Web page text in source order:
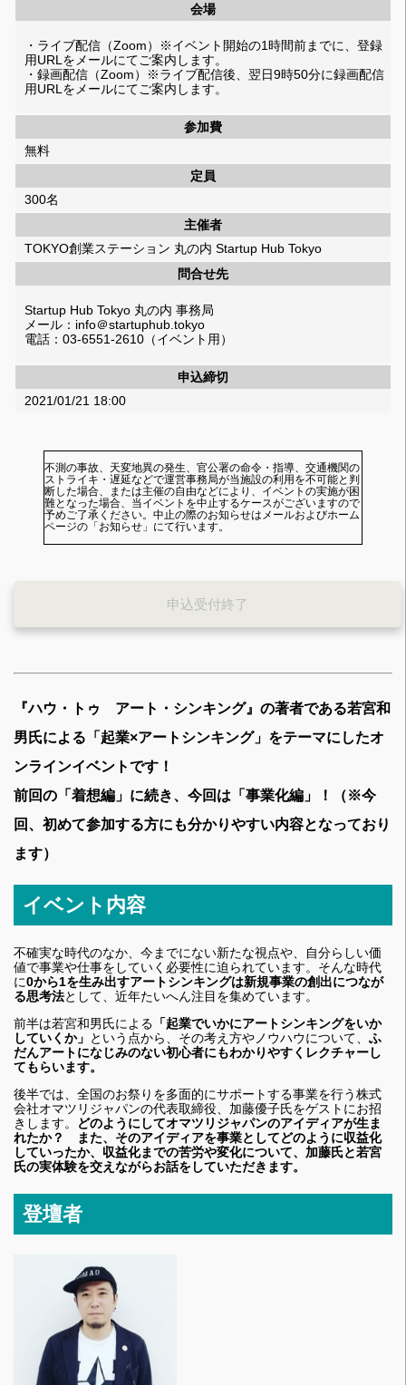
会場
・ライブ配信（Zoom）※イベント開始の1時間前までに、登録
用URLをメールにてご案内します。
・録画配信（Zoom）※ライブ配信後、翌日9時50分に録画配信
用URLをメールにてご案内します。
参加費
無料
定員
300名
主催者
TOKYO創業ステーション 丸の内 Startup Hub Tokyo
問合せ先
Startup Hub Tokyo 丸の内 事務局
メール：info＠startuphub.tokyo
電話：03-6551-2610（イベント用）
申込締切
2021/01/21 18:00
不測の事故、天変地異の発生、官公署の命令・指導、交通機関の
ストライキ・遅延などで運営事務局が当施設の利用を不可能と判
断した場合、または主催の自由などにより、イベントの実施が困
難となった場合、当イベントを中止するケースがございますので
予めご了承ください。中止の際のお知らせはメールおよびホーム
ページの「お知らせ」にて行います。
申込受付終了
『ハウ・トゥ アート・シンキング』の著者である若宮和
男氏による 「起業×アートシンキング」をテーマにしたオ
ンラインイベントです！
前回の「着想編」に続き、今回は「事業化編」！（※今
回、初めて参加する方にも分かりやすい内容となっており
ます）
イベント内容
不確実な時代のなか、今までにない新たな視点や、自分らしい価
値で事業や仕事をしていく必要性に迫られています。そんな時代
に0から1を生み出すアートシンキングは新規事業の創出につなが
る思考法として、近年たいへん注目を集めています。
前半は若宮和男氏による 「起業でいかにアートシンキングをいか
していくか」 という点から、その考え方やノウハウについて、 ふ
だんアートになじみのない初心者にもわかりやすくレクチャーし
てもらいます。
後半では、全国のお祭りを多面的にサポートする事業を行う株式
会社オマツリジャパンの代表取締役、加藤優子氏をゲストにお招
きします。
どのようにしてオマツリジャパンのアイディアが生ま
れたか？ また、そのアイディアを事業としてどのように収益化
していったか、収益化までの苦労や変化について、 加藤氏と若宮
氏の実体験を交えながらお話をしていただきます。
登壇者